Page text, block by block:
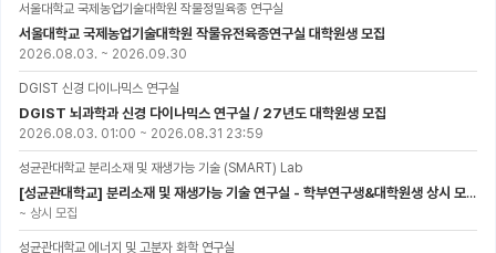
서울대학교 국제농업기술대학원 작물정밀육종 연구실
서울대학교 국제농업기술대학원 작물유전육종연구실 대학원생 모집
2026.08.03. ~ 2026.09.30
DGIST 신경 다이나믹스 연구실
DGIST 뇌과학과 신경 다이나믹스 연구실 / 27년도 대학원생 모집
2026.08.03. 01:00 ~ 2026.08.31 23:59
성균관대학교 분리소재 및 재생가능 기술 (SMART) Lab
[성균관대학교] 분리소재 및 재생가능 기술 연구실 - 학부연구생&대학원생 상시 모집 (미래에너지공학과)
~ 상시 모집
성균관대학교 에너지 및 고분자 화학 연구실